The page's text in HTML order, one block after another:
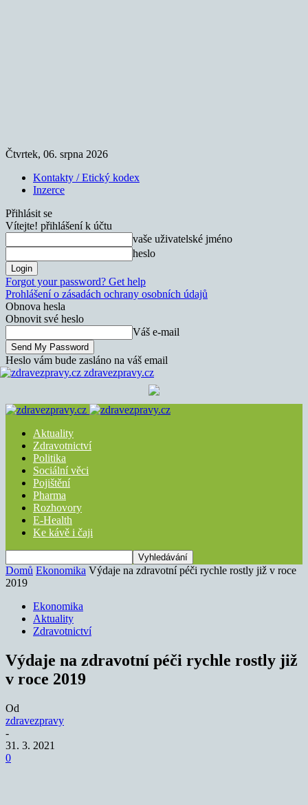
Čtvrtek, 06. srpna 2026
Kontakty / Etický kodex
Inzerce
Přihlásit se
Vítejte! přihlášení k účtu
vaše uživatelské jméno
heslo
Forgot your password? Get help
Prohlášení o zásadách ochrany osobních údajů
Obnova hesla
Obnovit své heslo
Váš e-mail
Heslo vám bude zasláno na váš email
zdravezpravy.cz
Aktuality
Zdravotnictví
Politika
Sociální věci
Pojištění
Pharma
Rozhovory
E-Health
Ke kávě i čaji
Domů Ekonomika Výdaje na zdravotní péči rychle rostly již v roce
2019
Ekonomika
Aktuality
Zdravotnictví
Výdaje na zdravotní péči rychle rostly již
v roce 2019
Od
zdravezpravy
-
31. 3. 2021
0